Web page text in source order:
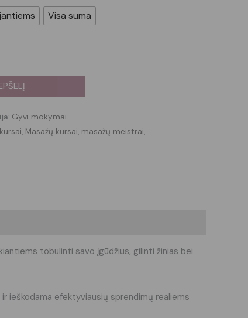
Visa suma
Gyvi mokymai
, Masažų kursai, masažų meistrai,
tobulinti savo įgūdžius, gilinti žinias bei
ieškodama efektyviausių sprendimų realiems